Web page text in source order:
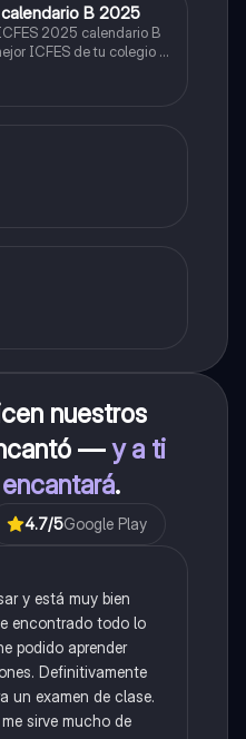
B 2025
2025 calendario B
ICFES de tu colegio y
y estudiar aquella
nuestros
—y a ti
.
4.7/5Google Play
y está muy bien
encontrado todo lo
podido aprender
Definitivamente
un examen de clase.
sirve mucho de